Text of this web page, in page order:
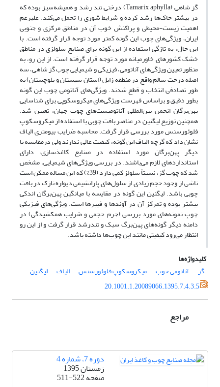
گز شاهی (Tamarix aphylla) درختی تند رشد و همیشه‌سبز بوده که
در بیشتر خاک‌ها رشد کرده و شرایط شوری را تحمل می‌کند. علیرغم
اهمیت زیست-محیطی و پراکنش خوب آن در مناطق مرکزی و جنوبی
ایران، ویژگی‌های چوب این گونه کمتر مورد توجه قرار گرفته است. با
این حال، به تازگی استفاده از این گونه برای صنایع سلولزی در مناطق
خشک کشورهای خاورمیانه مورد توجه قرار گرفته است. از این رو، به
منظور تعیین ویژگی‌های آناتومی، فیزیکی و شیمیایی چوب گز شاهی، سه
اصله درخت سالم واقع در منطقه زابل (استان سیستان و بلوچستان) به
طور تصادفی انتخاب و قطع شدند. ویژگی‌های آناتومی چوب این گونه
بطور دقیق و براساس فهرست ویژگی‌های میکروسکوپی برای شناسایی
پهن‌برگان انجمن بین‌المللی آناتومیست‌های چوب جهان، تعیین شد.
همچنین توزیع لیگنین در عناصر بافت چوبی با استفاده از میکروسکوپ
فلوئورسنس مورد بررسی قرار گرفت. محاسبه ضرایب بیومتری الیاف
نشان داد که گرچه الیاف این گونه، کیفیت عالی ندارند ولی درمقایسه با
دیگر پهن‌برگان مورد استفاده در صنایع کاغذسازی، دارای
استانداردهای لازم می‌باشند. در بررسی ویژگی‌های شیمیایی، مشخص
شد که چوب گز، نسبتاً سلولز کمی دارد (39%) که این مساله ممکن است
ناشی از وجود حجم زیادی از سلول‌های پارانشیمی دیواره نازک در بافت
چوبی باشد. لیگنین این گونه در مقایسه با میانگین پهن‌برگان اندکی
بیشتر بوده و تمرکز آن در آوندها و فیبرها است. ویژگی‌های فیزیکی
چوبِ نمونه‌های مورد بررسی (جرم حجمی و ضرایب همکشیدگی) در
دامنه دیگر گونه‌های پهن‌برگ سبک و تندرشد قرار گرفت و از این رو
انتظار می‌رود کیفیتی مانند این چوب‌ها داشته باشد.
کلیدواژه‌ها
گز
آناتومی چوب میکروسکوپ فلوئورسنس الیاف
لیگنین
20.1001.1.20089066.1395.7.4.3.5
مراجع
دوره 7، شماره 4
زمستان 1395
صفحه511-522